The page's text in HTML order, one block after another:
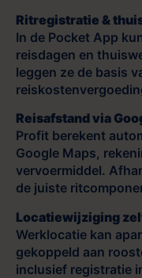
Ritregistratie &
In de Pocket App
reisdagen en
leggen ze de basis
Reisafstand via
Profit berekent
Google Maps,
vervoermiddel.
de juiste
Locatiewijziging
Werklocatie kan
gekoppeld aan
inclusief registratie